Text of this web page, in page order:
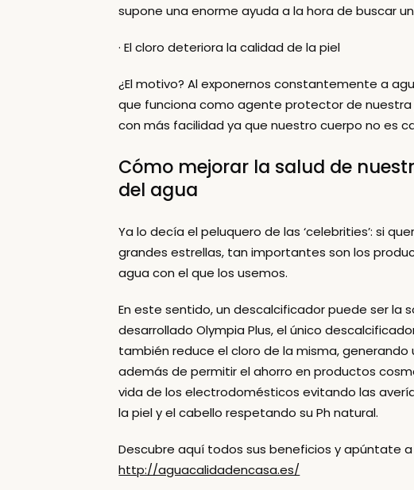
supone una enorme ayuda a la hora de buscar
· El cloro deteriora la calidad de la piel
¿El motivo? Al exponernos constantemente a
que funciona como agente protector de
con más facilidad ya que nuestro cuerpo no es
Cómo mejorar la salud de
del agua
Ya lo decía el peluquero de las ‘celebrities’: si
grandes estrellas, tan importantes son los
agua con el que los usemos.
En este sentido, un descalcificador puede ser la
desarrolladoOlympia Plus, el único
también reduce el cloro de la misma,
además de permitir el ahorro en productos
vida de los electrodomésticos evitando las
la piel y el cabello respetando su Ph natural.
Descubre aquí todos sus beneficios y apúntate
http://aguacalidadencasa.es/